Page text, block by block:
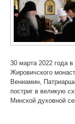
30 марта 2022 года
Жировичского
Вениамин,
постриг в великую
Минской духовной